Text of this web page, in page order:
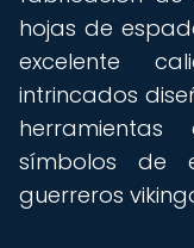
hojas de
excelente
intrincados
símbolos de
guerreros